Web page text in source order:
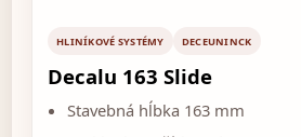
HLINÍKOVÉ SYSTÉMY DECEUNINCK
Decalu 163 Slide
Stavebná hĺbka 163 mm